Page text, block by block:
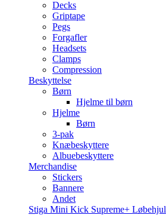
Decks
Griptape
Pegs
Forgafler
Headsets
Clamps
Compression
Beskyttelse
Børn
Hjelme til børn
Hjelme
Børn
3-pak
Knæbeskyttere
Albuebeskyttere
Merchandise
Stickers
Bannere
Andet
Stiga Mini Kick Supreme+ Løbehjul